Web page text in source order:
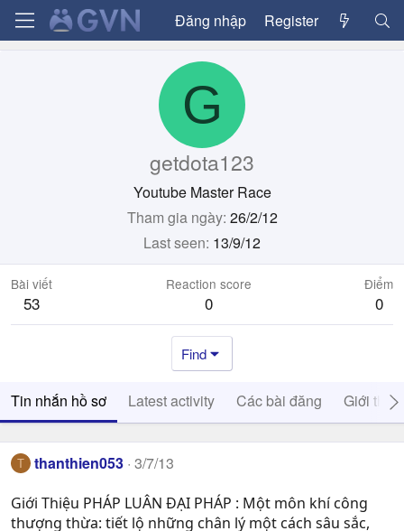
Đăng nhập Register
G
getdota123
Youtube Master Race
Tham gia ngày 26/2/12
Last seen 13/9/12
Bài viết
53
Reaction score
0
Điểm
0
Find
Tin nhắn hồ sơ Latest activity Các bài đăng Giới thiệu
T thanthien053 3/7/13
Giới Thiệu PHÁP LUÂN ĐẠI PHÁP : Một môn khí công
thượng thừa: tiết lộ những chân lý một cách sâu sắc,